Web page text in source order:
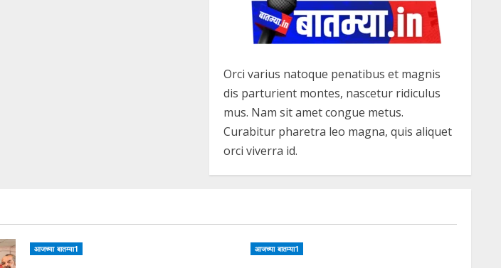
Orci varius natoque penatibus et magnis
dis parturient montes, nascetur ridiculus
mus. Nam sit amet congue metus.
Curabitur pharetra leo magna, quis aliquet
orci viverra id.
आजच्या बातम्या1 आजच्या बातम्या1